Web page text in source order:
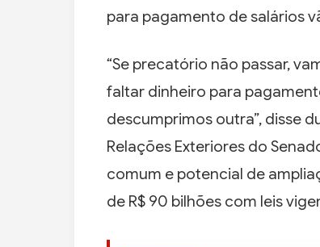
para pagamento de salários
“Se precatório não passar,
faltar dinheiro para
descumprimos outra”, disse
Relações Exteriores do
comum e potencial de
de R$ 90 bilhões com leis